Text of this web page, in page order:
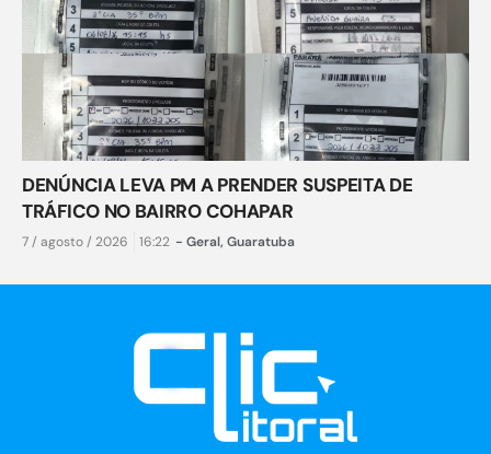
DENÚNCIA LEVA PM A PRENDER SUSPEITA DE
TRÁFICO NO BAIRRO COHAPAR
7 / agosto / 2026 16:22 - Geral, Guaratuba